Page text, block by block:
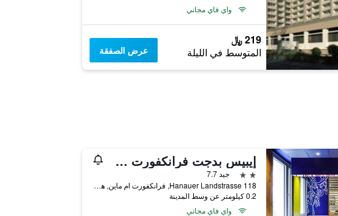
واي فاي مجاني
219 ﷼
المتوسط في الليلة عرض الصفقة
إيبيس بدجت فرانكفورت سيتي أوست
2 نجمتين
جيد 7.7
Hanauer Landstrasse 118, فرانكفورت ام ماين, هسه, ألمانيا
0.2 كيلومتر عن وسط المدينة
واي فاي مجاني